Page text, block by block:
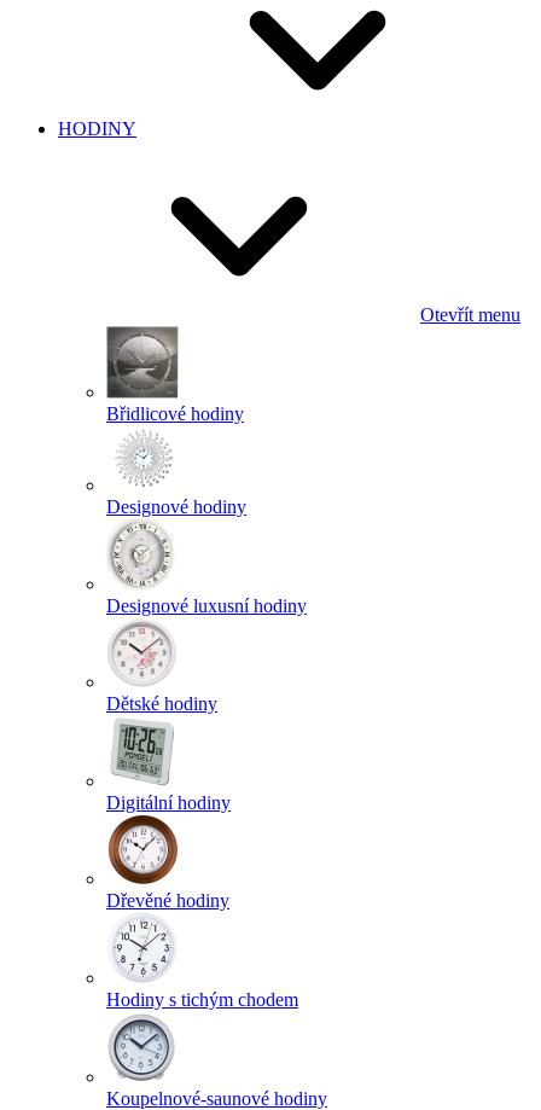
HODINY
Otevřít menu
Břidlicové hodiny
Designové hodiny
Designové luxusní hodiny
Dětské hodiny
Digitální hodiny
Dřevěné hodiny
Hodiny s tichým chodem
Koupelnové-saunové hodiny